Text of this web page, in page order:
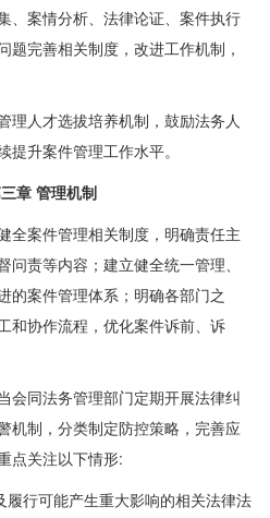
、案情分析、法律论证、案件执行
题完善相关制度，改进工作机制，
理人才选拔培养机制，鼓励法务人
提升案件管理工作水平。
管理机制
全案件管理相关制度，明确责任主
责等内容；建立健全统一管理、
的案件管理体系；明确各部门之
和协作流程，优化案件诉前、诉
会同法务管理部门定期开展法律纠
机制，分类制定防控策略，完善应
点关注以下情形:
行可能产生重大影响的相关法律法